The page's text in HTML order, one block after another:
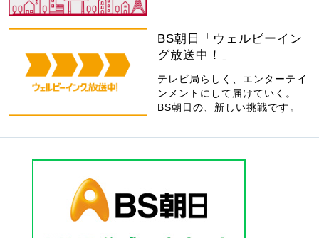
BS朝日「ウェルビーイン
グ放送中！」
テレビ局らしく、エンターテイ
ンメントにして届けていく。
BS朝日の、新しい挑戦です。